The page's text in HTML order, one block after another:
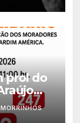
prol do